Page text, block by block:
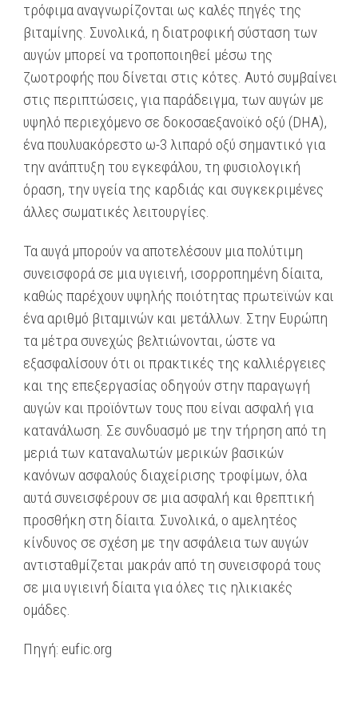
τρόφιμα αναγνωρίζονται ως καλές πηγές της
βιταμίνης. Συνολικά, η διατροφική σύσταση των
αυγών μπορεί να τροποποιηθεί μέσω της
ζωοτροφής που δίνεται στις κότες. Αυτό συμβαίνει
στις περιπτώσεις, για παράδειγμα, των αυγών με
υψηλό περιεχόμενο σε δοκοσαεξανοϊκό οξύ (DHA),
ένα πουλυακόρεστο ω-3 λιπαρό οξύ σημαντικό για
την ανάπτυξη του εγκεφάλου, τη φυσιολογική
όραση, την υγεία της καρδιάς και συγκεκριμένες
άλλες σωματικές λειτουργίες.
Τα αυγά μπορούν να αποτελέσουν μια πολύτιμη
συνεισφορά σε μια υγιεινή, ισορροπημένη δίαιτα,
καθώς παρέχουν υψηλής ποιότητας πρωτεϊνών και
ένα αριθμό βιταμινών και μετάλλων. Στην Ευρώπη
τα μέτρα συνεχώς βελτιώνονται, ώστε να
εξασφαλίσουν ότι οι πρακτικές της καλλιέργειες
και της επεξεργασίας οδηγούν στην παραγωγή
αυγών και προϊόντων τους που είναι ασφαλή για
κατανάλωση. Σε συνδυασμό με την τήρηση από τη
μεριά των καταναλωτών μερικών βασικών
κανόνων ασφαλούς διαχείρισης τροφίμων, όλα
αυτά συνεισφέρουν σε μια ασφαλή και θρεπτική
προσθήκη στη δίαιτα. Συνολικά, ο αμελητέος
κίνδυνος σε σχέση με την ασφάλεια των αυγών
αντισταθμίζεται μακράν από τη συνεισφορά τους
σε μια υγιεινή δίαιτα για όλες τις ηλικιακές
ομάδες.
Πηγή: eufic.org